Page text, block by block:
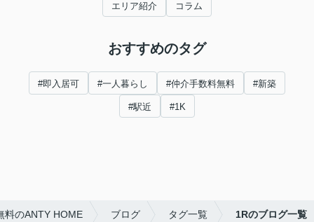
エリア紹介 コラム
おすすめのタグ
#即入居可 #一人暮らし #仲介手数料無料 #新築
#駅近 #1K
料のANTY HOME ブログ タグ一覧 1Rのブログ一覧